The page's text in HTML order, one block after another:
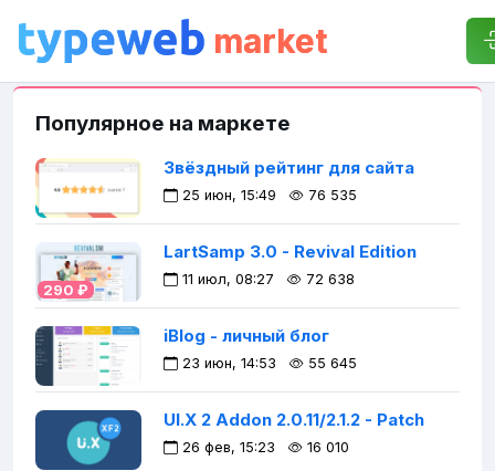
market
Выбрать категорию
Популярное на маркете
Звёздный рейтинг для сайта
25 июн, 15:49 76 535
290 ₽
LartSamp 3.0 - Revival Edition
11 июл, 08:27 72 638
iBlog - личный блог
23 июн, 14:53 55 645
UI.X 2 Addon 2.0.11/2.1.2 - Patch
26 фев, 15:23 16 010